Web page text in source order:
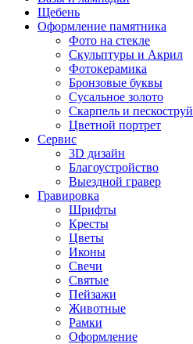
Щебень
Оформление памятника
Фото на стекле
Скульптуры и Акрил
Фотокерамика
Бронзовые буквы
Сусальное золото
Скарпель и пескоструй
Цветной портрет
Сервис
3D дизайн
Благоустройство
Выездной гравер
Гравировка
Шрифты
Кресты
Цветы
Иконы
Свечи
Святые
Пейзажи
Животные
Рамки
Оформление